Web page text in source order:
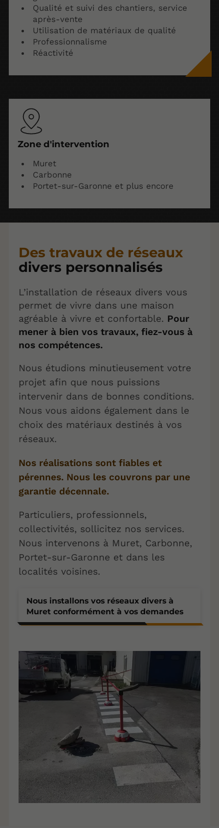
Qualité et suivi des chantiers, service
après-vente
Utilisation de matériaux de qualité
Professionnalisme
Réactivité
Zone d'intervention
Muret
Carbonne
Portet-sur-Garonne et plus encore
Des travaux de réseaux
divers personnalisés
L’installation de réseaux divers vous
permet de vivre dans une maison
agréable à vivre et confortable. Pour
mener à bien vos travaux, fiez-vous à
nos compétences.
Nous étudions minutieusement votre
projet afin que nous puissions
intervenir dans de bonnes conditions.
Nous vous aidons également dans le
choix des matériaux destinés à vos
réseaux.
Nos réalisations sont fiables et
pérennes. Nous les couvrons par une
garantie décennale.
Particuliers, professionnels,
collectivités, sollicitez nos services.
Nous intervenons à Muret, Carbonne,
Portet-sur-Garonne et dans les
localités voisines.
Nous installons vos réseaux divers à
Muret conformément à vos demandes